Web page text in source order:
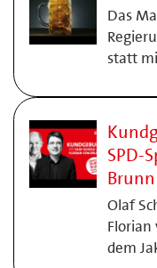
Das
statt
SPD-
Olaf
Florian
dem